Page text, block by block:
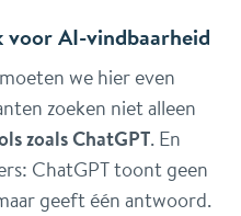
AI-vindbaarheid
we hier even
zoeken niet alleen
zoals ChatGPT. En
ChatGPT toont geen
geeft één antwoord.